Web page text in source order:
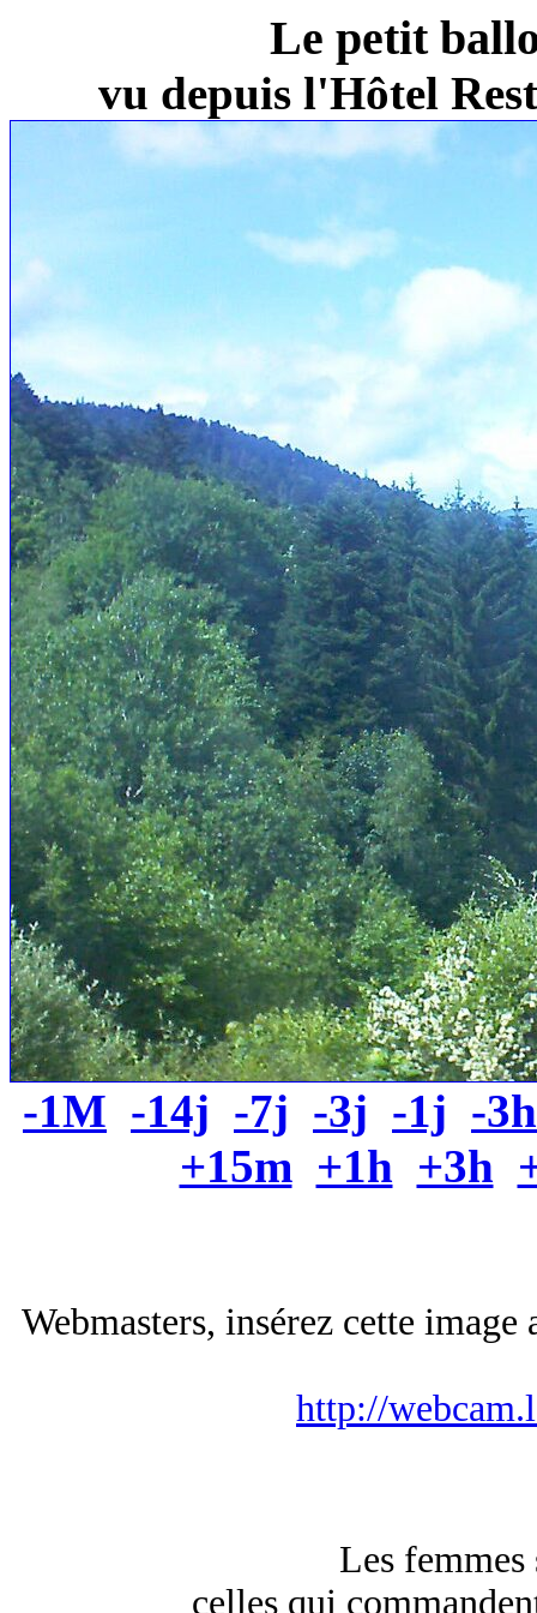
Le petit
vu depuis l'Hôtel
-1M -14j -7j -3j -1j -3h
+15m +1h +3h
Webmasters, insérez cette
http://
Les femmes
celles qui